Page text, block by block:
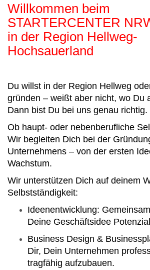
Willkommen beim
STARTERCENTER
in der Region Hellweg-
Hochsauerland
Du willst in der Region Hellweg
gründen – weißt aber nicht, wo Du
Dann bist Du bei uns genau richtig.
Ob haupt- oder nebenberufliche
Wir begleiten Dich bei der
Unternehmens – von der ersten
Wachstum.
Wir unterstützen Dich auf deinem
Selbstständigkeit:
Ideenentwicklung:
Deine Geschäftsidee
Business Design &
Dir, Dein Unternehmen
tragfähig aufzubauen.